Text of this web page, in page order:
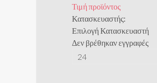
Τιμή προϊόντος
Κατασκευαστής:
Επιλογή Κατασκευαστή
Δεν βρέθηκαν εγγραφές